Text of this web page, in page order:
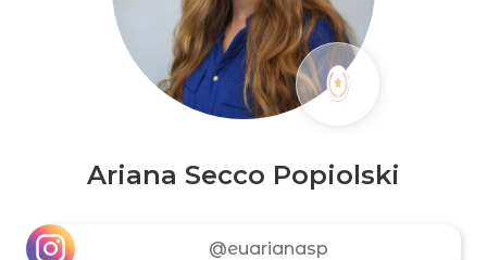
Ariana Secco Popiolski
@euarianasp